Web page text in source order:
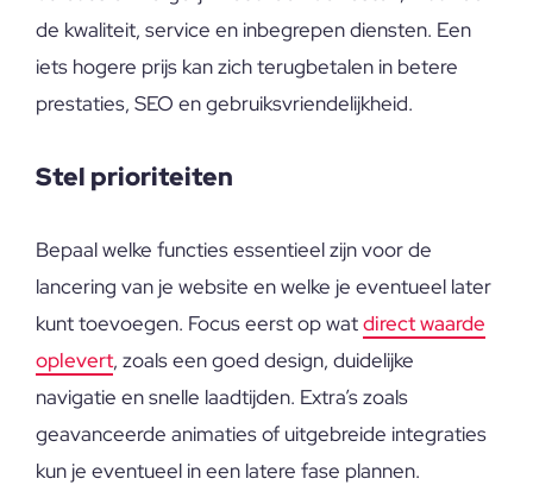
de kwaliteit, service en inbegrepen diensten. Een
iets hogere prijs kan zich terugbetalen in betere
prestaties, SEO en gebruiksvriendelijkheid.
Stel prioriteiten
Bepaal welke functies essentieel zijn voor de
lancering van je website en welke je eventueel later
kunt toevoegen. Focus eerst op watdirect waarde
oplevert, zoals een goed design, duidelijke
navigatie en snelle laadtijden. Extra’s zoals
geavanceerde animaties of uitgebreide integraties
kun je eventueel in een latere fase plannen.